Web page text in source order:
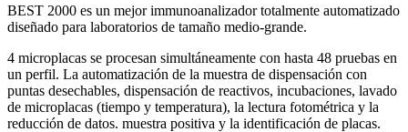
BEST 2000 es un mejor immunoanalizador totalmente automatizado
diseñado para laboratorios de tamaño medio-grande.
4 microplacas se procesan simultáneamente con hasta 48 pruebas en
un perfil. La automatización de la muestra de dispensación con
puntas desechables, dispensación de reactivos, incubaciones, lavado
de microplacas (tiempo y temperatura), la lectura fotométrica y la
reducción de datos. muestra positiva y la identificación de placas.